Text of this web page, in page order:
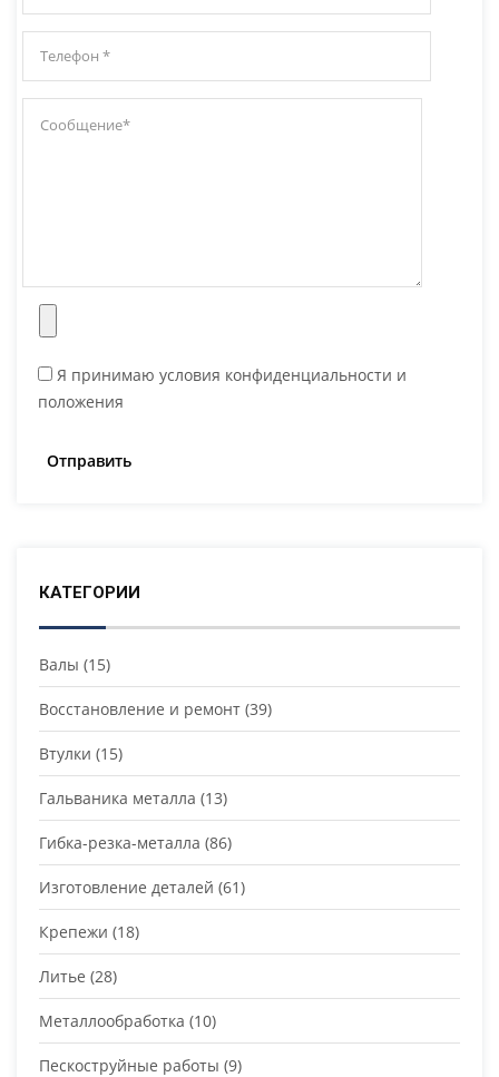
Я принимаю условия конфиденциальности и
положения
КАТЕГОРИИ
Валы (15)
Восстановление и ремонт (39)
Втулки (15)
Гальваника металла (13)
Гибка-резка-металла (86)
Изготовление деталей (61)
Крепежи (18)
Литье (28)
Металлообработка (10)
Пескоструйные работы (9)